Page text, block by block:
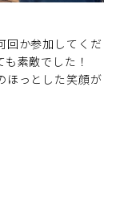
回か参加してくだ
素敵でした！
ほっとした笑顔が